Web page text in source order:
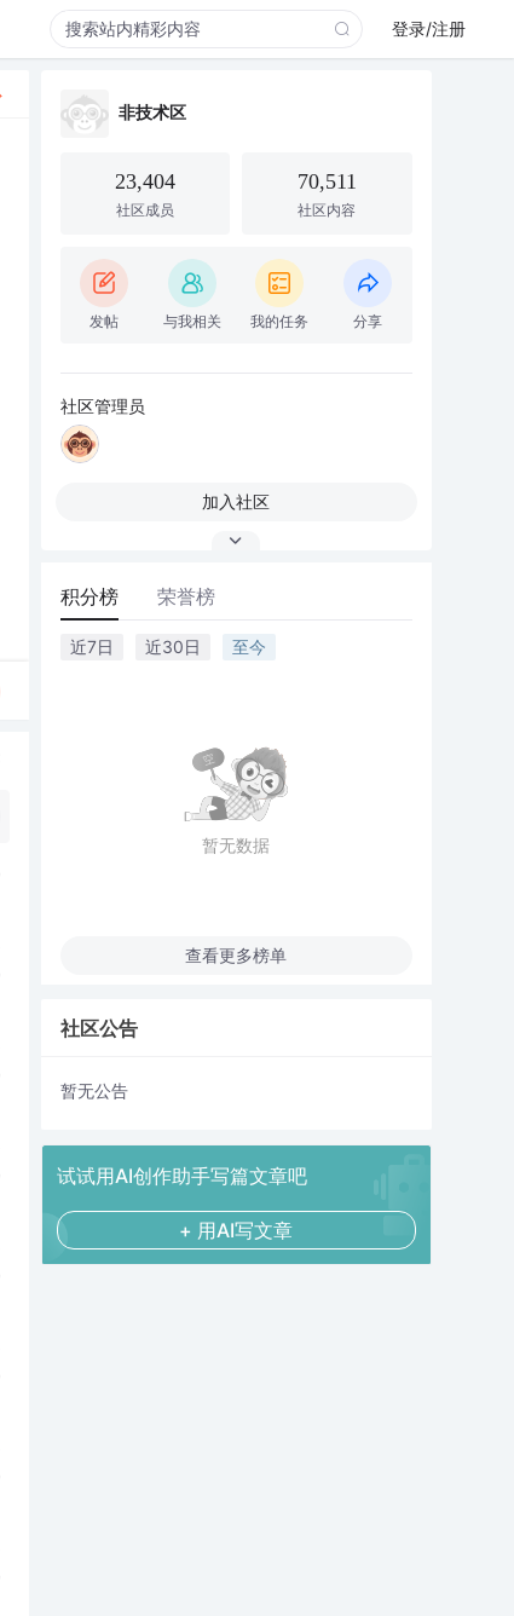
登录/注册
非技术区
23,404
社区成员
70,511
社区内容
发帖 与我相关 我的任务 分享
社区管理员
加入社区
积分榜 荣誉榜
近7日 近30日 至今
暂无数据
查看更多榜单
社区公告
暂无公告
试试用AI创作助手写篇文章吧
+ 用AI写文章